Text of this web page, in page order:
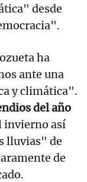
desde
ha
ante una
y climática".
del año
invierno así
lluvias" de
de